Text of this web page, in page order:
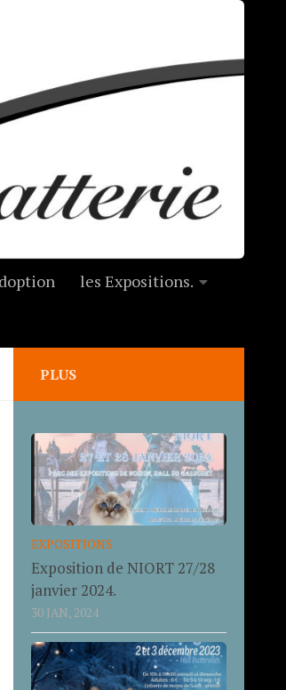
les Expositions.
PLUS
EXPOSITIONS
Exposition de NIORT 27/28
janvier 2024.
30 JAN, 2024